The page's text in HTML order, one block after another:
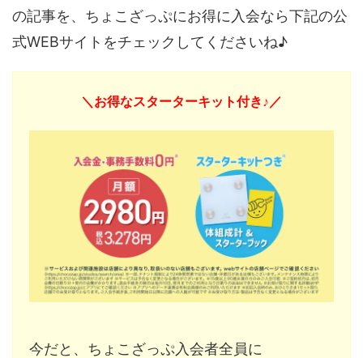
の記事を、ちょこざっぷにお得に入会なら下記の公
式WEBサイトをチェックしてくださいね♪
＼お得なスターターキット付き♪／
今だと、ちょこざっぷ入会者全員に